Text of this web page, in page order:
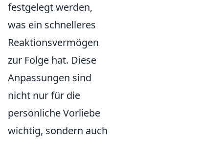
festgelegt werden,
was ein schnelleres
Reaktionsvermögen
zur Folge hat. Diese
Anpassungen sind
nicht nur für die
persönliche Vorliebe
wichtig, sondern auch